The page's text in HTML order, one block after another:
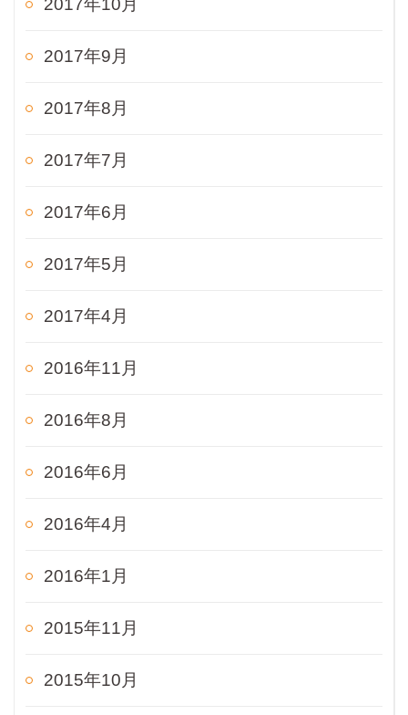
2017年10月
2017年9月
2017年8月
2017年7月
2017年6月
2017年5月
2017年4月
2016年11月
2016年8月
2016年6月
2016年4月
2016年1月
2015年11月
2015年10月